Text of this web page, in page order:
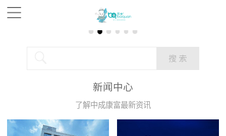
新闻中心
了解中成康富最新资讯